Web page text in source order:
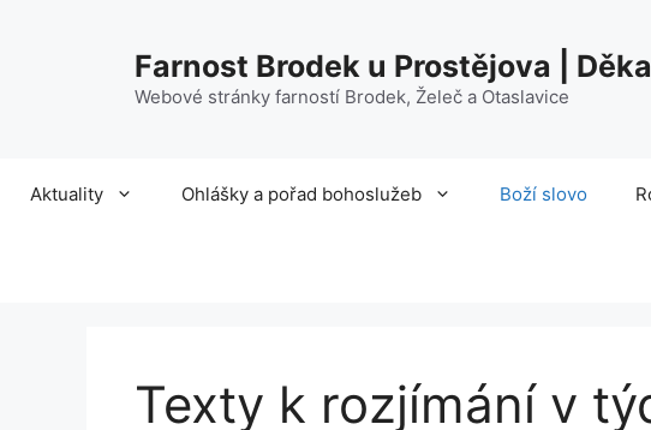
Farnost Brodek u Prostějova |
Webové stránky farností Brodek, Želeč a Otaslavice
Aktuality Ohlášky a pořad bohoslužeb Boží slovo
Texty k rozjímání v